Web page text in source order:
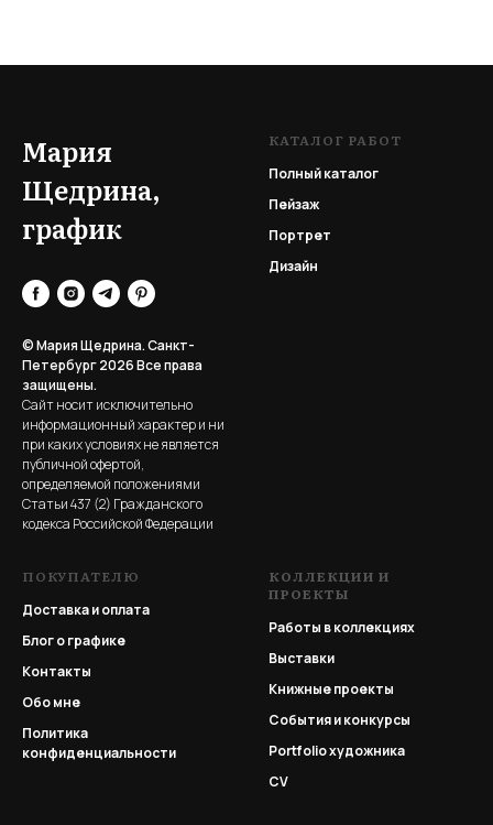
Мария
Щедрина,
график
© Мария Щедрина. Санкт-
Петербург 2026Все права
защищены.
Сайт носит исключительно
информационный характер и ни
при каких условиях не является
публичной офертой,
определяемой положениями
Статьи 437 (2) Гражданского
кодекса Российской Федерации
КАТАЛОГ РАБОТ
Полный каталог
Пейзаж
Портрет
Дизайн
ПОКУПАТЕЛЮ
Доставка и оплата
Блог о графике
Контакты
Обо мне
Политика
конфиденциальности
КОЛЛЕКЦИИ И
ПРОЕКТЫ
Работы в коллекциях
Выставки
Книжные проекты
События и конкурсы
Portfolioхудожника
CV